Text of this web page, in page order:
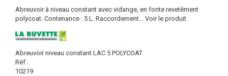
Abreuvoir à niveau constant avec vidange, en fonte revetêment
polycoat. Contenance : 5 L. Raccordement... Voir le produit
Abreuvoir niveau constant LAC 5 POLYCOAT
Réf :
10219